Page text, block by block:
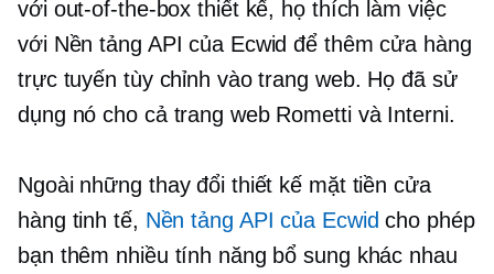
với out-of-the-box thiết kế, họ thích làm việc
với Nền tảng API của Ecwid để thêm cửa hàng
trực tuyến tùy chỉnh vào trang web. Họ đã sử
dụng nó cho cả trang web Rometti và Interni.
Ngoài những thay đổi thiết kế mặt tiền cửa
hàng tinh tế, Nền tảng API của Ecwid cho phép
bạn thêm nhiều tính năng bổ sung khác nhau